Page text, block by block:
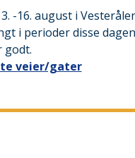
-16. august i
i perioder disse
godt.
veier/gater